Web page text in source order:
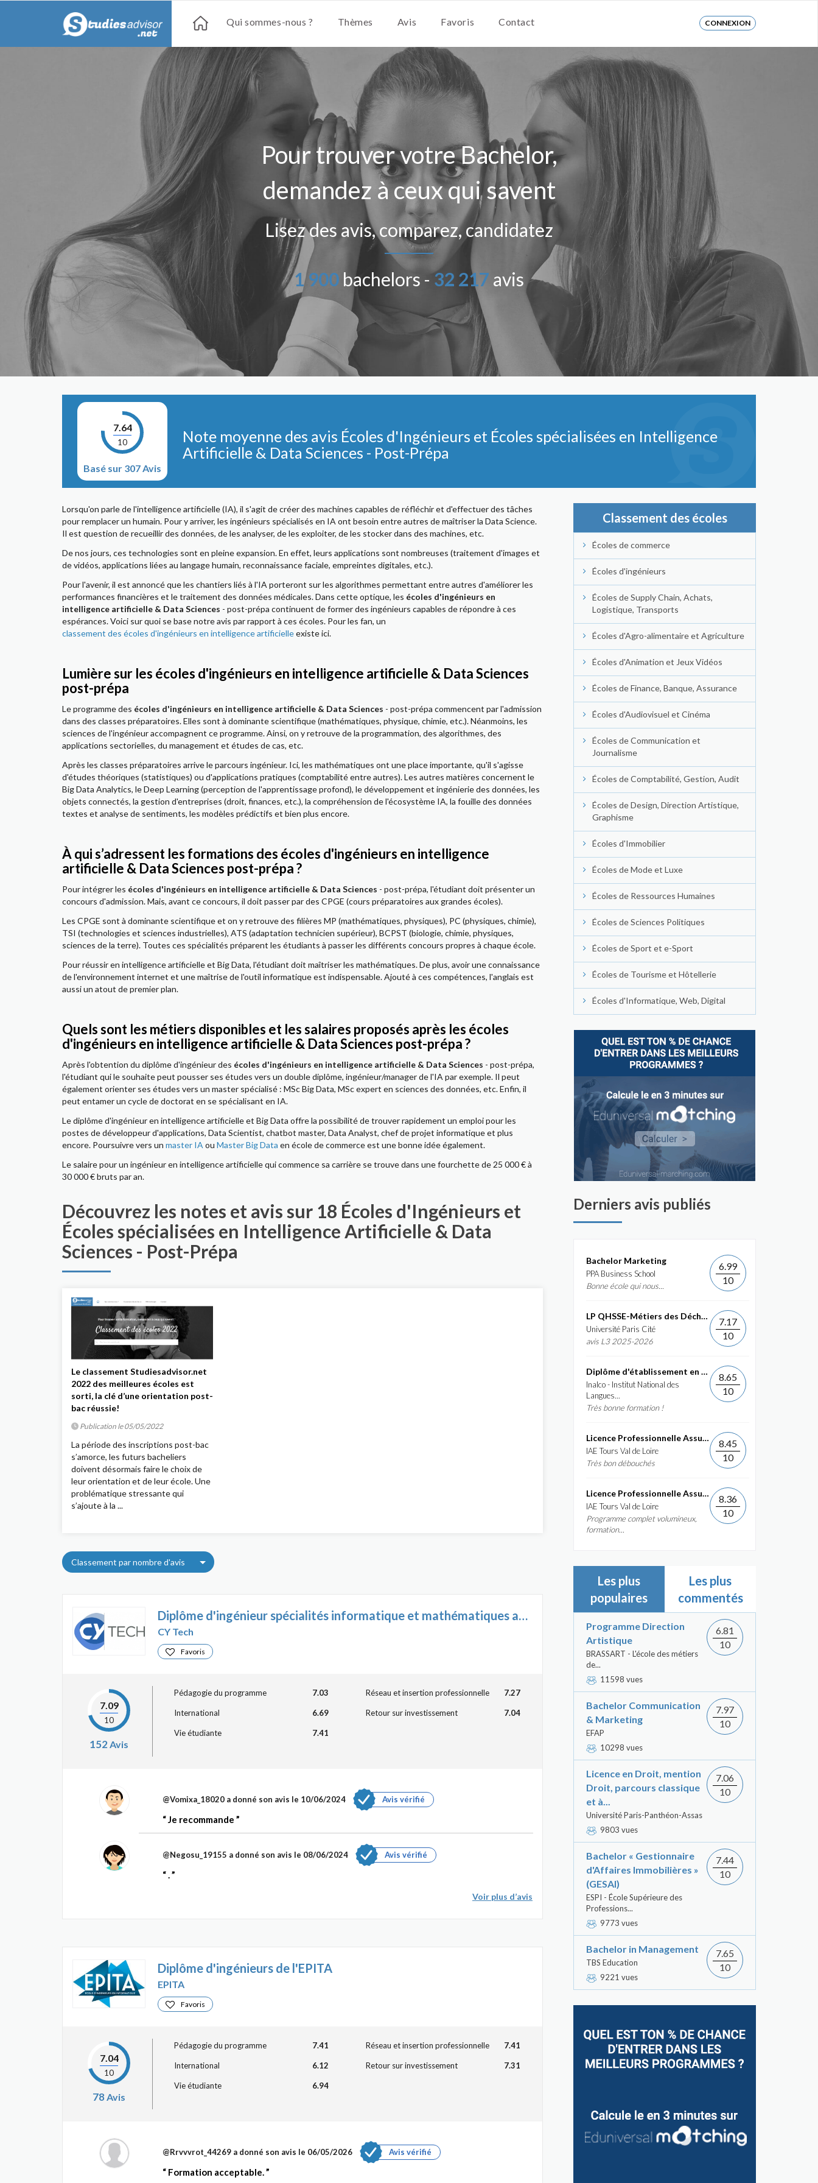
Qui sommes-nous ? Thèmes Avis Favoris Contact CONNEXION
Pour trouver votre Bachelor,
demandez à ceux qui savent
Lisez des avis, comparez, candidatez
1 900 bachelors -32 217 avis
7.64
10
Basé sur 307 Avis
Note moyenne des avis Écoles d'Ingénieurs et Écoles spécialisées en Intelligence
Artificielle & Data Sciences - Post-Prépa
Lorsqu'on parle de l'intelligence artificielle (IA), il s'agit de créer des machines capables de réfléchir et d'effectuer des tâches
pour remplacer un humain. Pour y arriver, les ingénieurs spécialisés en IA ont besoin entre autres de maîtriser la Data Science.
Il est question de recueillir des données, de les analyser, de les exploiter, de les stocker dans des machines, etc.
De nos jours, ces technologies sont en pleine expansion. En effet, leurs applications sont nombreuses (traitement d'images et
de vidéos, applications liées au langage humain, reconnaissance faciale, empreintes digitales, etc.).
Pour l'avenir, il est annoncé que les chantiers liés à l'IA porteront sur les algorithmes permettant entre autres d'améliorer les
performances financières et le traitement des données médicales. Dans cette optique, les écoles d'ingénieurs en
intelligence artificielle & Data Sciences - post-prépa continuent de former des ingénieurs capables de répondre à ces
espérances. Voici sur quoi se base notre avis par rapport à ces écoles. Pour les fan, un
classement des écoles d'ingénieurs en intelligence artificielleexiste ici.
Lumière sur les écoles d'ingénieurs en intelligence artificielle & Data Sciences
post-prépa
Le programme des écoles d'ingénieurs en intelligence artificielle & Data Sciences - post-prépa commencent par l'admission
dans des classes préparatoires. Elles sont à dominante scientifique (mathématiques, physique, chimie, etc.). Néanmoins, les
sciences de l'ingénieur accompagnent ce programme. Ainsi, on y retrouve de la programmation, des algorithmes, des
applications sectorielles, du management et études de cas, etc.
Après les classes préparatoires arrive le parcours ingénieur. Ici, les mathématiques ont une place importante, qu'il s'agisse
d'études théoriques (statistiques) ou d'applications pratiques (comptabilité entre autres). Les autres matières concernent le
Big Data Analytics, le Deep Learning (perception de l'apprentissage profond), le développement et ingénierie des données, les
objets connectés, la gestion d'entreprises (droit, finances, etc.), la compréhension de l'écosystème IA, la fouille des données
textes et analyse de sentiments, les modèles prédictifs et bien plus encore.
À qui s’adressent les formations des écoles d'ingénieurs en intelligence
artificielle & Data Sciences post-prépa ?
Pour intégrer les écoles d'ingénieurs en intelligence artificielle & Data Sciences - post-prépa, l'étudiant doit présenter un
concours d'admission. Mais, avant ce concours, il doit passer par des CPGE (cours préparatoires aux grandes écoles).
Les CPGE sont à dominante scientifique et on y retrouve des filières MP (mathématiques, physiques), PC (physiques, chimie),
TSI (technologies et sciences industrielles), ATS (adaptation technicien supérieur), BCPST (biologie, chimie, physiques,
sciences de la terre). Toutes ces spécialités préparent les étudiants à passer les différents concours propres à chaque école.
Pour réussir en intelligence artificielle et Big Data, l'étudiant doit maîtriser les mathématiques. De plus, avoir une connaissance
de l'environnement internet et une maîtrise de l'outil informatique est indispensable. Ajouté à ces compétences, l'anglais est
aussi un atout de premier plan.
Quels sont les métiers disponibles et les salaires proposés après les écoles
d'ingénieurs en intelligence artificielle & Data Sciences post-prépa ?
Après l'obtention du diplôme d'ingénieur des écoles d'ingénieurs en intelligence artificielle & Data Sciences - post-prépa,
l'étudiant qui le souhaite peut pousser ses études vers un double diplôme, ingénieur/manager de l'IA par exemple. Il peut
également orienter ses études vers un master spécialisé : MSc Big Data, MSc expert en sciences des données, etc. Enfin, il
peut entamer un cycle de doctorat en se spécialisant en IA.
Le diplôme d'ingénieur en intelligence artificielle et Big Data offre la possibilité de trouver rapidement un emploi pour les
postes de développeur d'applications, Data Scientist, chatbot master, Data Analyst, chef de projet informatique et plus
encore. Poursuivre vers un master IAou Master Big Data en école de commerce est une bonne idée également.
Le salaire pour un ingénieur en intelligence artificielle qui commence sa carrière se trouve dans une fourchette de 25 000 € à
30 000 € bruts par an.
Découvrez les notes et avis sur 18 Écoles d'Ingénieurs et
Écoles spécialisées en Intelligence Artificielle & Data
Sciences - Post-Prépa
Le classement Studiesadvisor.net
2022 des meilleures écoles est
sorti, la clé d’une orientation post-
bac réussie!
Publication le 05/05/2022
La période des inscriptions post-bac
s’amorce, les futurs bacheliers
doivent désormais faire le choix de
leur orientation et de leur école. Une
problématique stressante qui
s’ajoute à la ...
Classement par nombre d'avis
Diplôme d'ingénieur spécialités informatique et mathématiques appliquées
CY Tech
Favoris
7.09
10
152 Avis
Pédagogie du programme 7.03
International 6.69
Vie étudiante 7.41
Réseau et insertion professionnelle 7.27
Retour sur investissement 7.04
@Vomixa_18020 a donné son avis le 10/06/2024 Avis vérifié
Je recommande
@Negosu_19155 a donné son avis le 08/06/2024 Avis vérifié
Voir plus d’avis
Diplôme d'ingénieurs de l'EPITA
EPITA
Favoris
7.04
10
78 Avis
Pédagogie du programme 7.41
International 6.12
Vie étudiante 6.94
Réseau et insertion professionnelle 7.41
Retour sur investissement 7.31
@Rrvvvrot_44269 a donné son avis le 06/05/2026 Avis vérifié
Formation acceptable.
Classement des écoles
Écoles de commerce
Écoles d'ingénieurs
Écoles de Supply Chain, Achats,
Logistique, Transports
Écoles d'Agro-alimentaire et Agriculture
Écoles d'Animation et Jeux Vidéos
Écoles de Finance, Banque, Assurance
Écoles d'Audiovisuel et Cinéma
Écoles de Communication et
Journalisme
Écoles de Comptabilité, Gestion, Audit
Écoles de Design, Direction Artistique,
Graphisme
Écoles d'Immobilier
Écoles de Mode et Luxe
Écoles de Ressources Humaines
Écoles de Sciences Politiques
Écoles de Sport et e-Sport
Écoles de Tourisme et Hôtellerie
Écoles d'Informatique, Web, Digital
Derniers avis publiés
Bachelor Marketing
PPA Business School
Bonne école qui nous...
6.99
10
LP QHSSE-Métiers des Déchets et de...
Université Paris Cité
avis L3 2025-2026
7.17
10
Diplôme d'établissement en Commerce International et...
Inalco - Institut National des
Langues...
Très bonne formation !
8.65
10
Licence Professionnelle Assurance, banque, finance :...
IAE Tours Val de Loire
Très bon débouchés
8.45
10
Licence Professionnelle Assurance, banque, finance :...
IAE Tours Val de Loire
Programme complet volumineux,
formation...
8.36
10
Les plus
populaires
Les plus
commentés
Programme Direction
Artistique
BRASSART - L'école des métiers
de...
11598 vues
6.81
10
Bachelor Communication
& Marketing
EFAP
10298 vues
7.97
10
Licence en Droit, mention
Droit, parcours classique
et à...
Université Paris-Panthéon-Assas
9803 vues
7.06
10
Bachelor « Gestionnaire
d'Affaires Immobilières »
(GESAI)
ESPI - École Supérieure des
Professions...
9773 vues
7.44
10
Bachelor in Management
TBS Education
9221 vues
7.65
10